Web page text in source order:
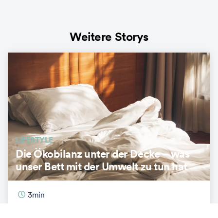
Weitere Storys
LIFESTYLE
Die Ökobilanz unter der Decke – was
unser Bett mit der Umwelt zu tun hat
3min